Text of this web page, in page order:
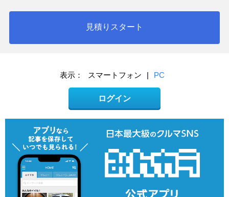
見積りスタート
表示： スマートフォン | PC
ログイン